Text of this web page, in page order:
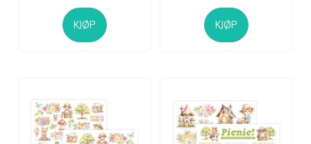
KJØP KJØP